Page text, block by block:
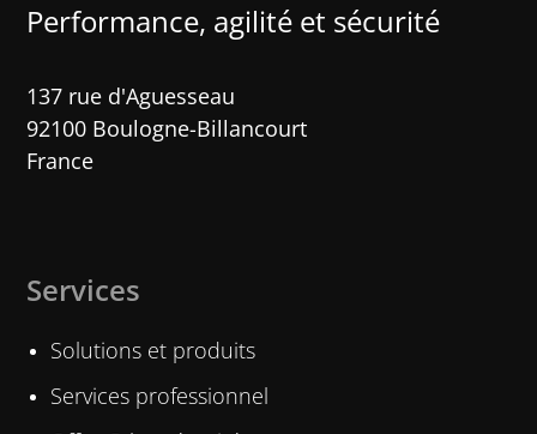
Performance, agilité et sécurité​
137 rue d'Aguesseau
92100 Boulogne-Billancourt
France
Services
Solutions et produits
Services professionnel